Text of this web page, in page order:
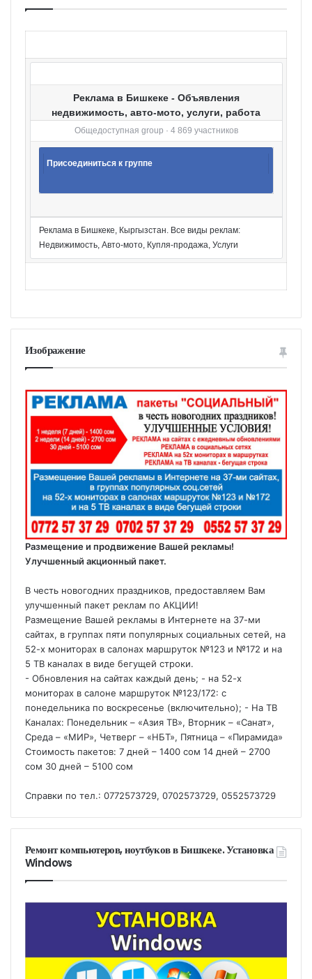
и
Реклама в Бишкеке - Объявления
недвижимость, авто-мото, услуги, работа
Общедоступная group · 4 869 участников
Присоединиться к группе
Реклама в Бишкеке, Кыргызстан. Все виды реклам:
Недвижимость, Авто-мото, Купля-продажа, Услуги
Изображение
Размещение и продвижение Вашей рекламы!
Улучшенный акционный пакет.
В честь новогодних праздников, предоставляем Вам
улучшенный пакет реклам по АКЦИИ!
Размещение Вашей рекламы в Интернете на 37-ми
сайтах, в группах пяти популярных социальных сетей, на
52-х мониторах в салонах маршруток №123 и №172 и на
5 ТВ каналах в виде бегущей строки.
- Обновления на сайтах каждый день; - на 52-х
мониторах в салоне маршруток №123/172: с
понедельника по воскресенье (включительно); - На ТВ
Каналах: Понедельник – «Азия ТВ», Вторник – «Санат»,
Среда – «МИР», Четверг – «НБТ», Пятница – «Пирамида»
Стоимость пакетов: 7 дней – 1400 сом 14 дней – 2700
сом 30 дней – 5100 сом
Справки по тел.: 0772573729, 0702573729, 0552573729
Ремонт компьютеров, ноутбуков в Бишкеке. Установка
Windows